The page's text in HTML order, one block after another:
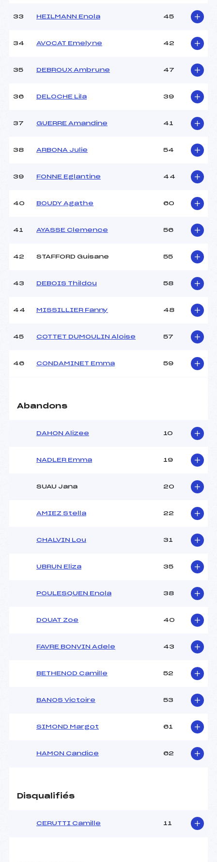
33 HEILMANN Enola 45
34 AVOCAT Emelyne 42
35 DEBROUX Ambrune 47
36 DELOCHE Lila 39
37 GUERRE Amandine 41
38 ARBONA Julie 54
39 FONNE Eglantine 44
40 BOUDY Agathe 60
41 AYASSE Clemence 56
42 STAFFORD Guisane 55
43 DEBOIS Thildou 58
44 MISSILLIER Fanny 48
45 COTTET DUMOULIN Aloise 57
46 CONDAMINET Emma 59
Abandons
DAHON Alizee 10
NADLER Emma 19
SUAU Jana 20
AMIEZ Stella 22
CHALVIN Lou 31
UBRUN Eliza 35
POULESQUEN Enola 38
DOUAT Zoe 40
FAVRE BONVIN Adele 43
BETHENOD Camille 52
BANOS Victoire 53
SIMOND Margot 61
HAMON Candice 62
Disqualifiés
CERUTTI Camille 11